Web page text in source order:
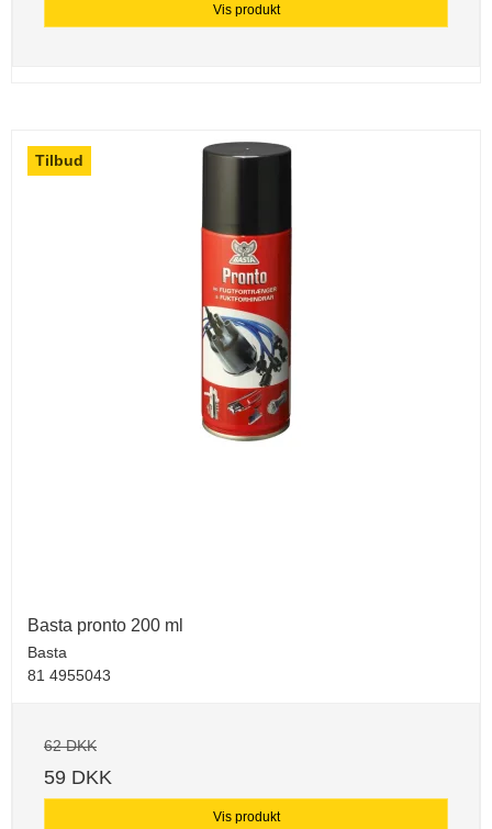
Vis produkt
Tilbud
Basta pronto 200 ml
Basta
81 4955043
62 DKK
59 DKK
Vis produkt